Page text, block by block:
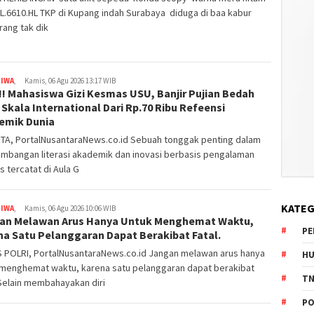
TKP di Kupang indah Surabaya diduga di baa kabur
tak dik
Kamis, 06 Agu 2026 13:17 WIB
Mahasiswa Gizi Kesmas USU, Banjir Pujian Bedah
International Dari Rp.70 Ribu Refeensi
Dunia
PortalNusantaraNews.co.id Sebuah tonggak penting dalam
literasi akademik dan inovasi berbasis pengalaman
tercatat di Aula G
Kamis, 06 Agu 2026 10:06 WIB
Melawan Arus Hanya Untuk Menghemat Waktu,
Satu Pelanggaran Dapat Berakibat Fatal.
POLRI, PortalNusantaraNews.co.id Jangan melawan arus hanya
waktu, karena satu pelanggaran dapat berakibat
membahayakan diri